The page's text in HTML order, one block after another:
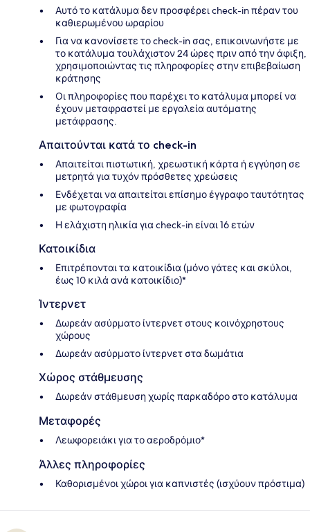
Αυτό το κατάλυμα δεν προσφέρει check-in πέραν του
καθιερωμένου ωραρίου
Για να κανονίσετε το check-in σας, επικοινωνήστε με
το κατάλυμα τουλάχιστον 24 ώρες πριν από την άφιξη,
χρησιμοποιώντας τις πληροφορίες στην επιβεβαίωση
κράτησης
Οι πληροφορίες που παρέχει το κατάλυμα μπορεί να
έχουν μεταφραστεί με εργαλεία αυτόματης
μετάφρασης.
Απαιτούνται κατά το check-in
Απαιτείται πιστωτική, χρεωστική κάρτα ή εγγύηση σε
μετρητά για τυχόν πρόσθετες χρεώσεις
Ενδέχεται να απαιτείται επίσημο έγγραφο ταυτότητας
με φωτογραφία
Η ελάχιστη ηλικία για check-in είναι 16 ετών
Κατοικίδια
Επιτρέπονται τα κατοικίδια (μόνο γάτες και σκύλοι,
έως 10 κιλά ανά κατοικίδιο)*
Ίντερνετ
Δωρεάν ασύρματο ίντερνετ στους κοινόχρηστους
χώρους
Δωρεάν ασύρματο ίντερνετ στα δωμάτια
Χώρος στάθμευσης
Δωρεάν στάθμευση χωρίς παρκαδόρο στο κατάλυμα
Μεταφορές
Λεωφορειάκι για το αεροδρόμιο*
Άλλες πληροφορίες
Καθορισμένοι χώροι για καπνιστές (ισχύουν πρόστιμα)